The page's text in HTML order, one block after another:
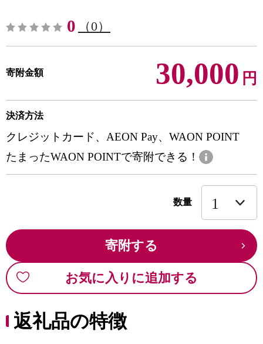
0 （0）
寄附金額 30,000 円
決済方法
クレジットカード、AEON Pay、WAON POINT
たまったWAON POINTで寄附できる！
数量
寄附する
お気に入りに追加する
返礼品の特徴